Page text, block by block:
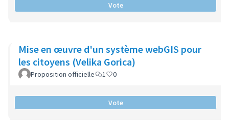
Vote
Mise en œuvre d'un système webGIS pour
les citoyens (Velika Gorica)
Proposition officielle 1 0
Vote